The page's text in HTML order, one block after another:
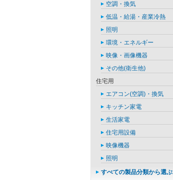
空調・換気
低温・給湯・産業冷熱
照明
環境・エネルギー
映像・画像機器
その他(衛生他)
住宅用
エアコン(空調)・換気
キッチン家電
生活家電
住宅用設備
映像機器
照明
すべての製品分類から選ぶ